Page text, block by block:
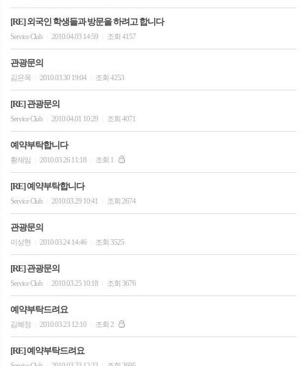
[RE] 외국인 학생들과 방문을 하려고 합니다
Service Club 2010.04.03 14:59 조회 4157
관광문의
김은옥 2010.03.30 19:04 조회 4253
[RE] 관광문의
Service Club 2010.04.01 10:29 조회 4071
예약부탁합니다
황재임 2010.03.26 11:18 조회 1
[RE] 예약부탁합니다
Service Club 2010.03.29 10:41 조회 2674
관광문의
이상현 2010.03.24 14:46 조회 3525
[RE] 관광문의
Service Club 2010.03.25 10:18 조회 3676
예약부탁드려요
김혜정 2010.03.23 12:10 조회 2
[RE] 예약부탁드려요